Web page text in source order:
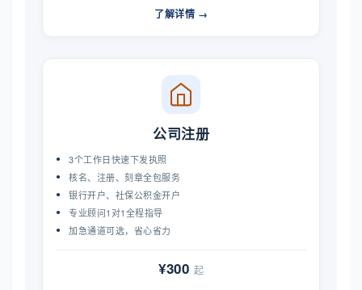
了解详情 →
公司注册
3个工作日快速下发执照
核名、注册、刻章全包服务
银行开户、社保公积金开户
专业顾问1对1全程指导
加急通道可选，省心省力
¥300 起